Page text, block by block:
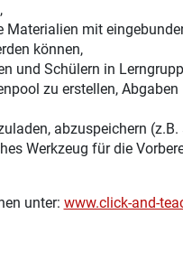
Materialien mit
können,
und Schülern in
zu erstellen,
abzuspeichern
Werkzeug für die
unter: www.click-and-